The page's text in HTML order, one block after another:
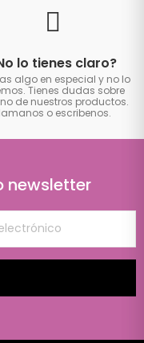
lo tienes claro?
algo en especial y no lo
Tienes dudas sobre
de nuestros productos.
o escribenos.
newsletter